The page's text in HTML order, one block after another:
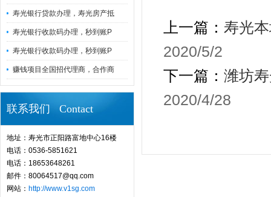
寿光银行贷款办理，寿光房产抵
寿光银行收款码办理，秒到账P
寿光银行收款码办理，秒到账P
赚钱项目全国招代理商，合作商
联系我们 Contact
地址：寿光市正阳路富地中心16楼
电话：0536-5851621
电话：18653648261
邮件：80064517@qq.com
网站： http://www.v1sg.com
上一篇： 寿光
2020/5/2
下一篇： 潍坊
2020/4/28